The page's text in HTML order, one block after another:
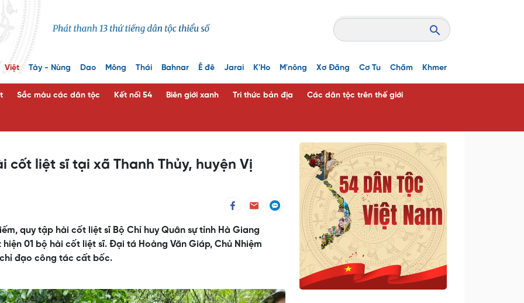
Việt Tày - Nùng Dao Mông Thái Bahnar Ê đê Jarai K'Ho M'nông Xơ Đăng Cơ Tu Chăm Khmer
Sắc màu các dân tộc Kết nối 54 Biên giới xanh Tri thức bản địa Các dân tộc trên thế giới
cốt liệt sĩ tại xã Thanh Thủy, huyện Vị
quy tập hài cốt liệt sĩ Bộ Chỉ huy Quân sự tỉnh Hà Giang
01 bộ hài cốt liệt sĩ. Đại tá Hoàng Văn Giáp, Chủ Nhiệm
đạo công tác cất bốc.